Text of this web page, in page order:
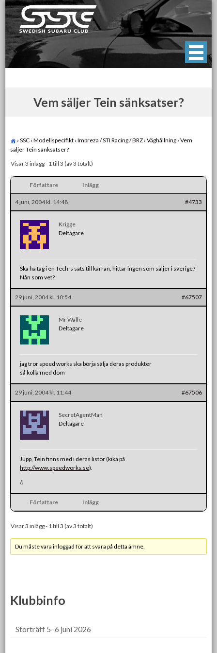
Skip
to
content
Swedish Subaru Club
För oss som älskar Subaru!
Vem säljer Tein sänksatser?
› SSC › Modellspecifikt › Impreza / STI Racing / BRZ › Väghållning › Vem
säljer Tein sänksatser?
Visar 3 inlägg - 1 till 3 (av 3 totalt)
Författare Inlägg
4 juni, 2004 kl. 14:48 #4733
Krigge
Deltagare
Ska ha tag i en Tech-s sats till kärran, hittar ingen som säljer i sverige?
Nån som vet?
29 juni, 2004 kl. 10:54 #67507
Mr Walle
Deltagare
jag tror speed works ska börja sälja deras produkter
så kolla med dom
29 juni, 2004 kl. 11:44 #67506
SecretAgentMan
Deltagare
Jupp, Tein finns med i deras listor (kika på
http://www.speedworks.se).
/J
Författare Inlägg
Visar 3 inlägg - 1 till 3 (av 3 totalt)
Du måste vara inloggad för att svara på detta ämne.
Klubbinfo
Storträff 5–6 juni 2026